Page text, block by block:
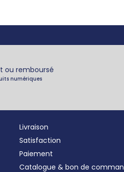
ou remboursé
numériques
Livraison
Satisfaction
Paiement
Catalogue & bon de